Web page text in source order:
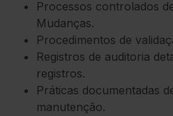
Processos controlados
Mudanças.
Procedimentos de
Registros de auditoria
registros.
Práticas documentadas
manutenção.